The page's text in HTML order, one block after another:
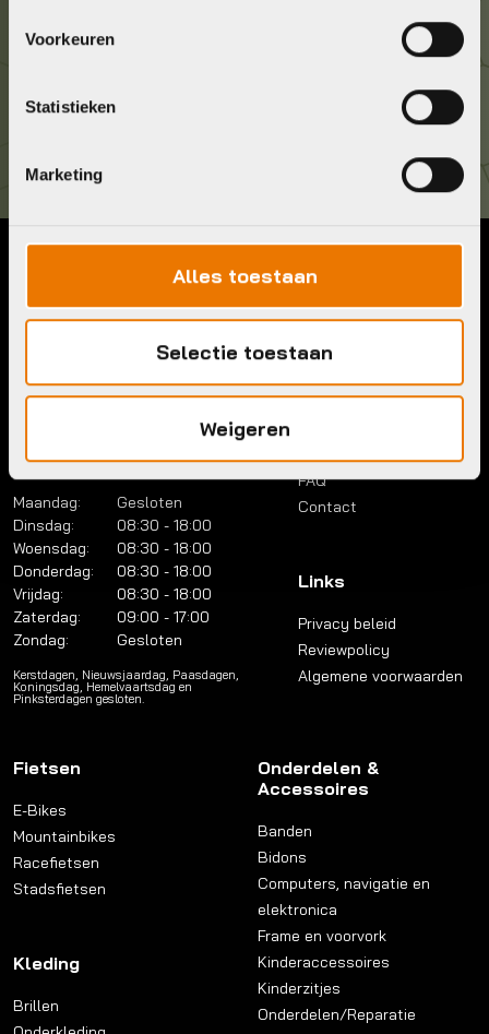
Voorkeuren
Statistieken
Marketing
Alles toestaan
Selectie toestaan
Weigeren
Brouwerstraat 8B
Telefoon:
036 5304422
info@bykestore.nl
Brouwerstraat 8B
1315 BP Almere
Openingstijden
Maandag:
Gesloten
Dinsdag:
08:30 - 18:00
Woensdag:
08:30 - 18:00
Donderdag:
08:30 - 18:00
Vrijdag:
08:30 - 18:00
Zaterdag:
09:00 - 17:00
Zondag:
Gesloten
Kerstdagen, Nieuwsjaardag, Paasdagen,
Koningsdag, Hemelvaartsdag en
Pinksterdagen gesloten.
Menu
Account
Lease a bike
Over ons
FAQ
Contact
Links
Privacy beleid
Reviewpolicy
Algemene voorwaarden
Fietsen
E-Bikes
Mountainbikes
Racefietsen
Stadsfietsen
Kleding
Brillen
Onderdelen &
Accessoires
Banden
Bidons
Computers, navigatie en
elektronica
Frame en voorvork
Kinderaccessoires
Kinderzitjes
Onderdelen/Reparatie